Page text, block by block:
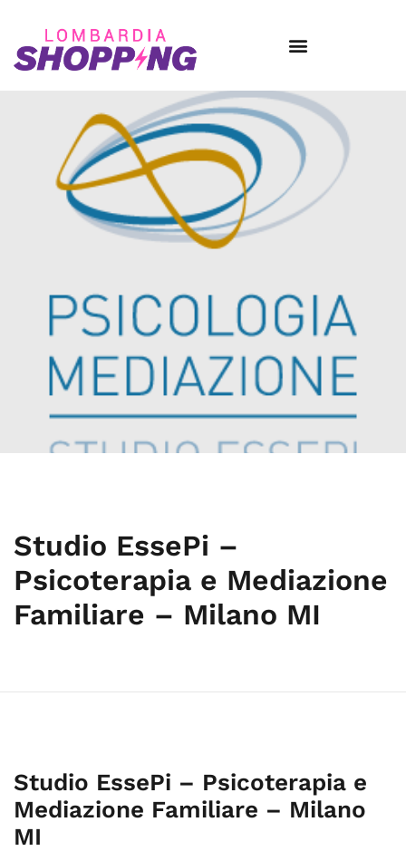
Studio EssePi –
Psicoterapia e Mediazione
Familiare – Milano MI
Studio EssePi – Psicoterapia e
Mediazione Familiare – Milano
MI